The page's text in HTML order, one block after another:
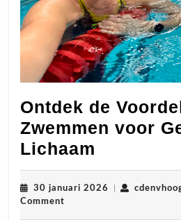
Ontdek de
Zwemmen voor
Lichaam
de
30 januari 2026 30
Comment